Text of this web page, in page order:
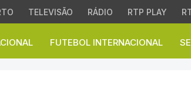
TELEVISÃO RÁDIO RTP PLAY
FUTEBOL INTERNACIONAL
regressa a